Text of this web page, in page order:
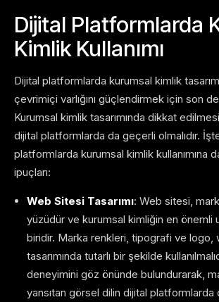
Dijital Platformlarda
Kimlik Kullanımı
Dijital platformlarda kurumsal kimlik
çevrimiçi varlığını güçlendirmek için son
Kurumsal kimlik tasarımında dikkat
dijital platformlarda da geçerli olmalıdır.
platformlarda kurumsal kimlik kullanımına
ipuçları:
Web Sitesi Tasarımı: Web sitesi,
yüzüdür ve kurumsal kimliğin en önemli
biridir. Marka renkleri, tipografi ve logo,
tasarımında tutarlı bir şekilde
deneyimini göz önünde bulundurarak,
yansıtan görsel dilin dijital platformlarda